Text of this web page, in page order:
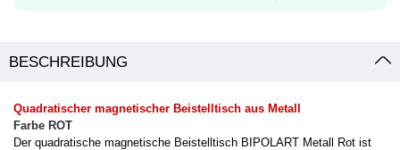
BESCHREIBUNG
Quadratischer magnetischer Beistelltisch aus Metall
Farbe ROT
Der quadratische magnetische Beistelltisch BIPOLART Metall Rot ist